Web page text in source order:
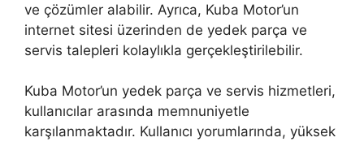
ve çözümler alabilir. Ayrıca, Kuba Motor’un
internet sitesi üzerinden de yedek parça ve
servis talepleri kolaylıkla gerçekleştirilebilir.
Kuba Motor’un yedek parça ve servis hizmetleri,
kullanıcılar arasında memnuniyetle
karşılanmaktadır. Kullanıcı yorumlarında, yüksek